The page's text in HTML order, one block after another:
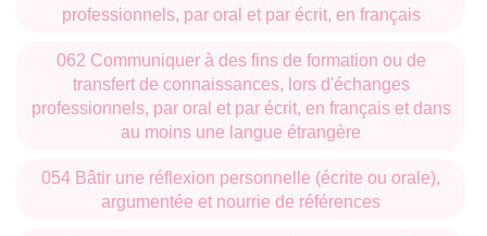
professionnels, par oral et par écrit, en français
062 Communiquer à des fins de formation ou de
transfert de connaissances, lors d'échanges
professionnels, par oral et par écrit, en français et dans
au moins une langue étrangère
054 Bâtir une réflexion personnelle (écrite ou orale),
argumentée et nourrie de références